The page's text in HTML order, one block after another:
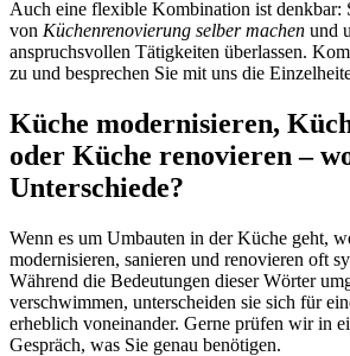
Auch eine flexible Kombination ist denkbar:
von Küchenrenovierung selber machen und
anspruchsvollen Tätigkeiten überlassen.
zu und besprechen Sie mit uns die
Küche modernisieren,
oder Küche renovieren –
Unterschiede?
Wenn es um Umbauten in der Küche geht,
modernisieren, sanieren und renovieren oft
Während die Bedeutungen dieser Wörter
verschwimmen, unterscheiden sie sich für
erheblich voneinander. Gerne prüfen wir in
Gespräch, was Sie genau benötigen.